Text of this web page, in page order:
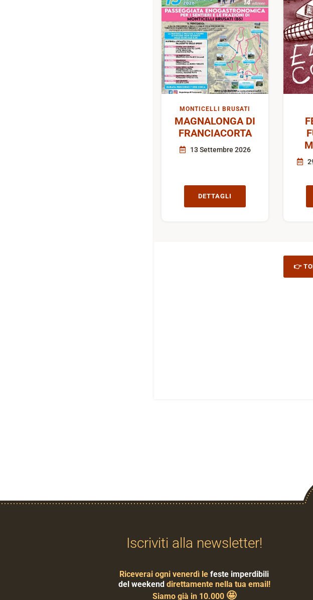
MONTICELLI BRUSATI
MAGNALONGA DI
FRANCIACORTA
13 Settembre 2026
DETTAGLI
👉
Iscriviti alla newsletter!
Riceverai ogni venerdì le feste imperdibili
del weekenddirettamente nella tua email!
Siamo già in 10.000 🤩